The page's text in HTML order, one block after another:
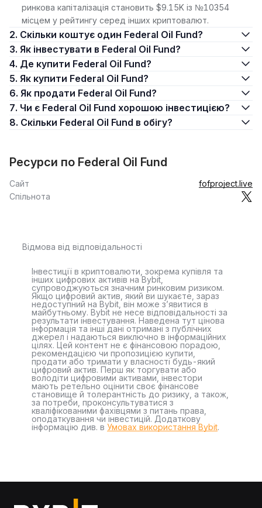
ринкова капіталізація становить $9.15K із №10354
місцем у рейтингу серед інших криптовалют.
2. Скільки коштує один Federal Oil Fund?
3. Як інвестувати в Federal Oil Fund?
4. Де купити Federal Oil Fund?
5. Як купити Federal Oil Fund?
6. Як продати Federal Oil Fund?
7. Чи є Federal Oil Fund хорошою інвестицією?
8. Скільки Federal Oil Fund в обігу?
Ресурси по Federal Oil Fund
Сайт
fofproject.live
Спільнота
Відмова від відповідальності
Інвестиції в криптовалюти, зокрема купівля та
інших цифрових активів на Bybit,
супроводжуються значним ринковим ризиком.
Якщо цифровий актив, який ви шукаєте, зараз
недоступний на Bybit, він може з’явитися в
майбутньому. Bybit не несе відповідальності за
результати інвестування. Наведена тут цінова
інформація та інші дані отримані з публічних
джерел і надаються виключно в інформаційних
цілях. Цей контент не є фінансовою порадою,
рекомендацією чи пропозицією купити,
продати або тримати у власності будь-який
цифровий актив. Перш як торгувати або
володіти цифровими активами, інвестори
мають ретельно оцінити своє фінансове
становище й толерантність до ризику, а також,
за потреби, проконсультуватися з
кваліфікованими фахівцями з питань права,
оподаткування чи інвестицій. Додаткову
інформацію див. в Умовах використання Bybit.